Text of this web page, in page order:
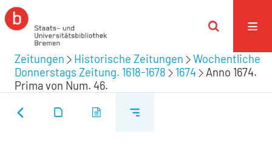
Zeitungen Historische Zeitungen
Wochentliche
Donnerstags Zeitung. 1618-1678
1674
Anno 1674.
Prima von Num. 46.